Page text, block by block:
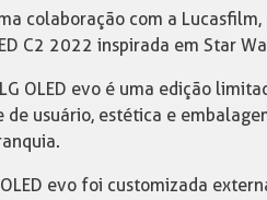
colaboração com a
C2 2022 inspirada em Star
OLED evo é uma edição
de usuário, estética e
evo foi customizada